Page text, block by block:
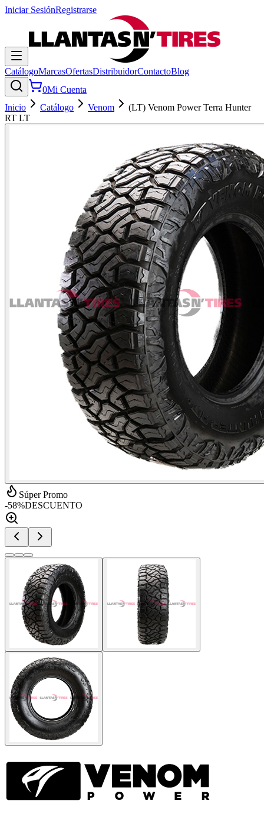
Iniciar SesiónRegistrarse
CatálogoMarcasOfertasDistribuidorContactoBlog
0Mi Cuenta
Inicio
Catálogo Venom
(LT) Venom Power Terra Hunter
RT LT
Súper Promo
-58%DESCUENTO